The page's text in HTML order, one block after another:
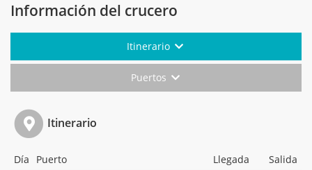
Información del crucero
Itinerario
Puertos
Itinerario
Día Puerto Llegada
Salida